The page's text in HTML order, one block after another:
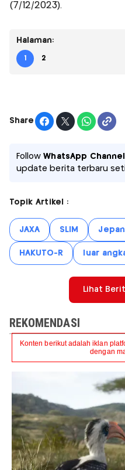
(7/12/2023).
Halaman:
1 2
Share
FollowWhatsApp
update berita terbaru
Topik Artikel :
JAXA SLIM
HAKUTO-R luar
Lihat